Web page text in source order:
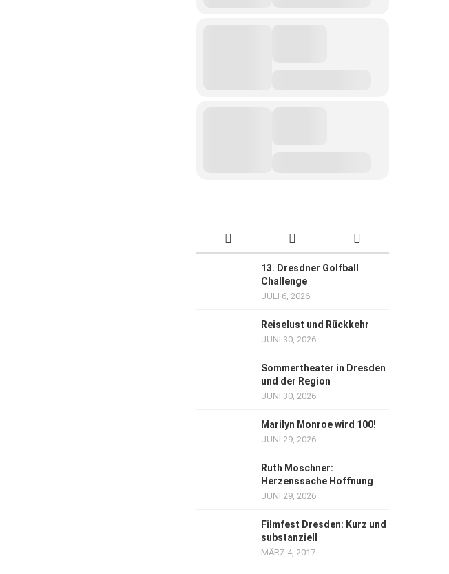
13. Dresdner Golfball
Challenge
JULI 6, 2026
Reiselust und Rückkehr
JUNI 30, 2026
Sommertheater in Dresden
und der Region
JUNI 30, 2026
Marilyn Monroe wird 100!
JUNI 29, 2026
Ruth Moschner:
Herzenssache Hoffnung
JUNI 29, 2026
Filmfest Dresden: Kurz und
substanziell
MÄRZ 4, 2017